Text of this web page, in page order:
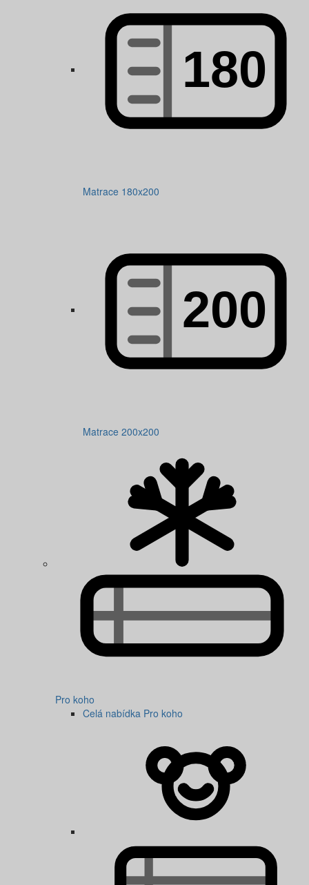
Matrace 180x200
Matrace 200x200
Pro koho
Celá nabídka Pro koho